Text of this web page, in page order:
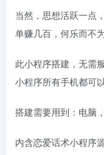
当然，思想活跃一点
单赚几百，何乐而不
此小程序搭建，无需
小程序所有手机都可
搭建需要用到：电脑
内含恋爱话术小程序